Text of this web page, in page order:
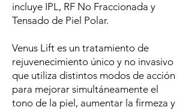
incluye IPL, RF No Fraccionada y
Tensado de Piel Polar.
Venus Lift es un tratamiento de
rejuvenecimiento único y no invasivo
que utiliza distintos modos de acción
para mejorar simultáneamente el
tono de la piel, aumentar la firmeza y